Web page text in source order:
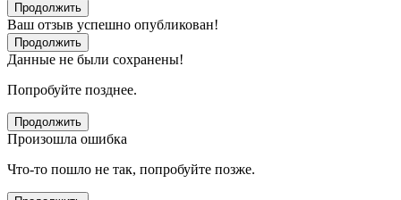
Продолжить
Ваш отзыв успешно опубликован!
Продолжить
Данные не были сохранены!
Попробуйте позднее.
Продолжить
Произошла ошибка
Что-то пошло не так, попробуйте позже.